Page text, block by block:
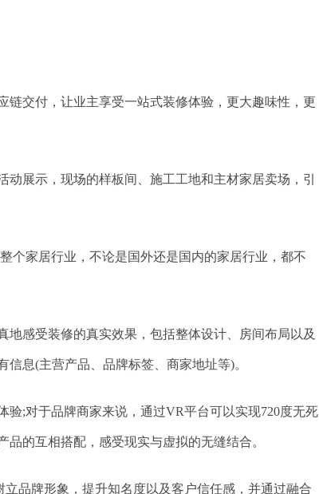
链交付，让业主享受一站式装修体验，更大趣味性，更
展示，现场的样板间、施工工地和主材家居卖场，引
个家居行业，不论是国外还是国内的家居行业，都不
感受装修的真实效果，包括整体设计、房间布局以及
息(主营产品、品牌标签、商家地址等)。
;对于品牌商家来说，通过VR平台可以实现720度无死
的互相搭配，感受现实与虚拟的无缝结合。
品牌形象，提升知名度以及客户信任感，并通过融合